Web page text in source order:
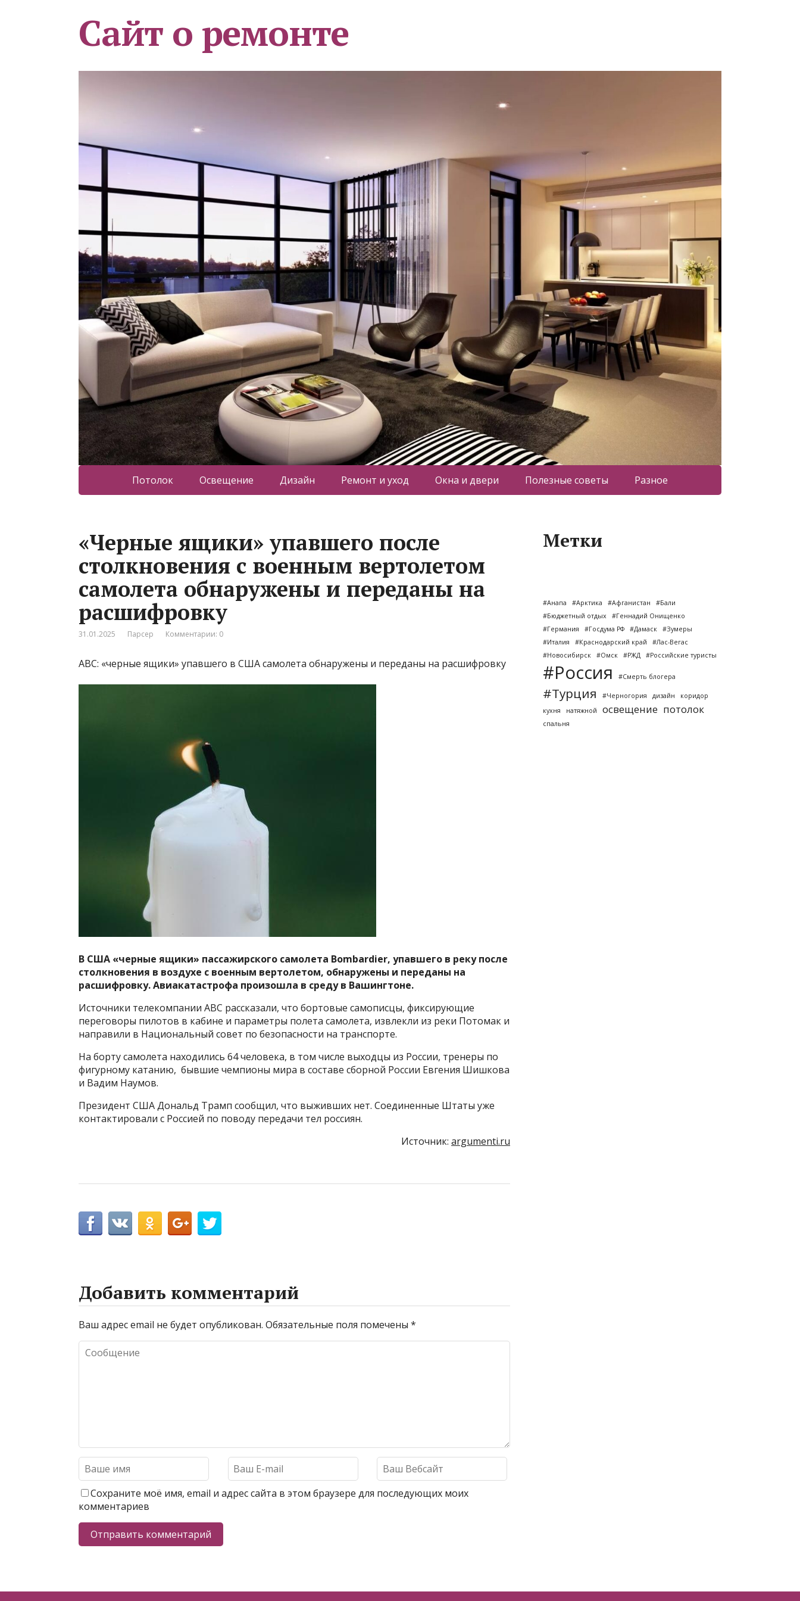
Сайт о ремонте
Потолок Освещение Дизайн Ремонт и уход Окна и двери Полезные советы Разное
«Черные ящики» упавшего после
столкновения с военным вертолетом
самолета обнаружены и переданы на
расшифровку
31.01.2025 Парсер Комментарии: 0
АВС: «черные ящики» упавшего в США самолета обнаружены и переданы на расшифровку
В США «черные ящики» пассажирского самолета Bombardier, упавшего в реку после
столкновения в воздухе с военным вертолетом, обнаружены и переданы на
расшифровку.Авиакатастрофа произошла в среду в Вашингтоне.
Источники телекомпании АВС рассказали, что бортовые самописцы, фиксирующие
переговоры пилотов в кабине и параметры полета самолета, извлекли из реки Потомак и
направили в Национальный совет по безопасности на транспорте.
На борту самолета находились 64 человека, в том числе выходцы из России, тренеры по
фигурному катанию, бывшие чемпионы мира в составе сборной России Евгения Шишкова
и Вадим Наумов.
Президент США Дональд Трамп сообщил, что выживших нет. Соединенные Штаты уже
контактировали с Россией по поводу передачи тел россиян.
Источник: argumenti.ru
Добавить комментарий
Ваш адрес email не будет опубликован. Обязательные поля помечены *
Сохраните моё имя, email и адрес сайта в этом браузере для последующих моих
комментариев
Метки
#Анапа #Арктика #Афганистан
#Бали
#Бюджетный отдых
#Геннадий Онищенко
#Германия
#Госдума РФ #Дамаск
#Зумеры
#Италия
#Краснодарский край
#Лас-Вегас
#Новосибирск
#Омск #РЖД #Российские туристы
#Россия #Смерть блогера
#Турция #Черногория дизайн
коридор
кухня
натяжной освещение потолок
спальня